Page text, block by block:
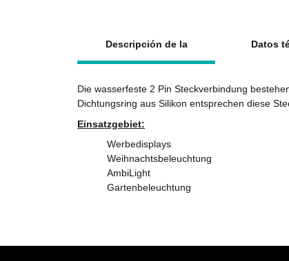
Descripción de la
Datos
Die wasserfeste 2 Pin Steckverbindung
Dichtungsring aus Silikon entsprechen diese
Einsatzgebiet:
Werbedisplays
Weihnachtsbeleuchtung
AmbiLight
Gartenbeleuchtung